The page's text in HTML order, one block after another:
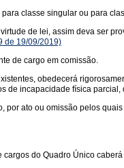
classe singular ou para
de lei, assim deva ser
de 19/09/2019)
de cargo em comissão.
obedecerá
de incapacidade física
por ato ou omissão pelos
do Quadro Único